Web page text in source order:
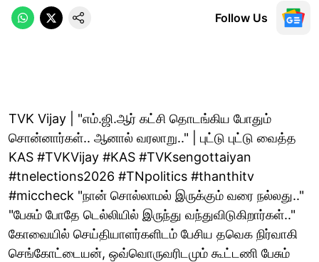
Follow Us
TVK Vijay | "எம்.ஜி.ஆர் கட்சி தொடங்கிய போதும்
சொன்னார்கள்.. ஆனால் வரலாறு.." | புட்டு புட்டு வைத்த
KAS #TVKVijay #KAS #TVKsengottaiyan
#tnelections2026 #TNpolitics #thanthitv
#miccheck "நான் சொல்லாமல் இருக்கும் வரை நல்லது.."
"பேசும் போதே டெல்லியில் இருந்து வந்துவிடுகிறார்கள்.."
கோவையில் செய்தியாளர்களிடம் பேசிய தவெக நிர்வாகி
செங்கோட்டையன், ஒவ்வொருவரிடமும் கூட்டணி பேசும்